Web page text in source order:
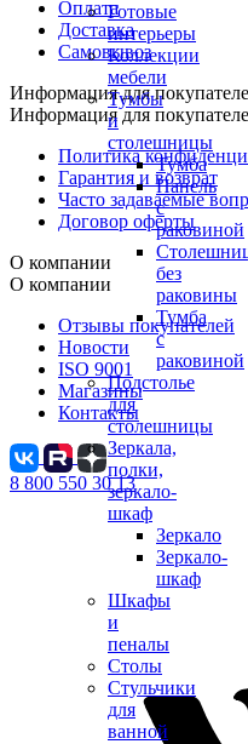
Готовые
интерьеры
Коллекции
мебели
Тумбы
и
столешницы
Тумба
Панель
с
раковиной
без
раковины
Тумба
с
раковиной
Подстолье
для
столешницы
Зеркала,
полки,
зеркало-
шкаф
Зеркало
Зеркало-
шкаф
Шкафы
и
пеналы
Столы
Стульчики
для
ванной
Оплата
Доставка
Самовывоз
Информация для
Информация для
Политика
Гарантия и возврат
Часто задаваемые
Договор оферты
О компании
О компании
Отзывы покупателей
Новости
ISO 9001
Магазины
Контакты
8 800 550 30 13